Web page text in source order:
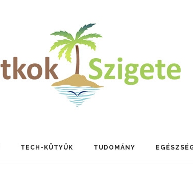
TECH-KÜTYÜK TUDOMÁNY